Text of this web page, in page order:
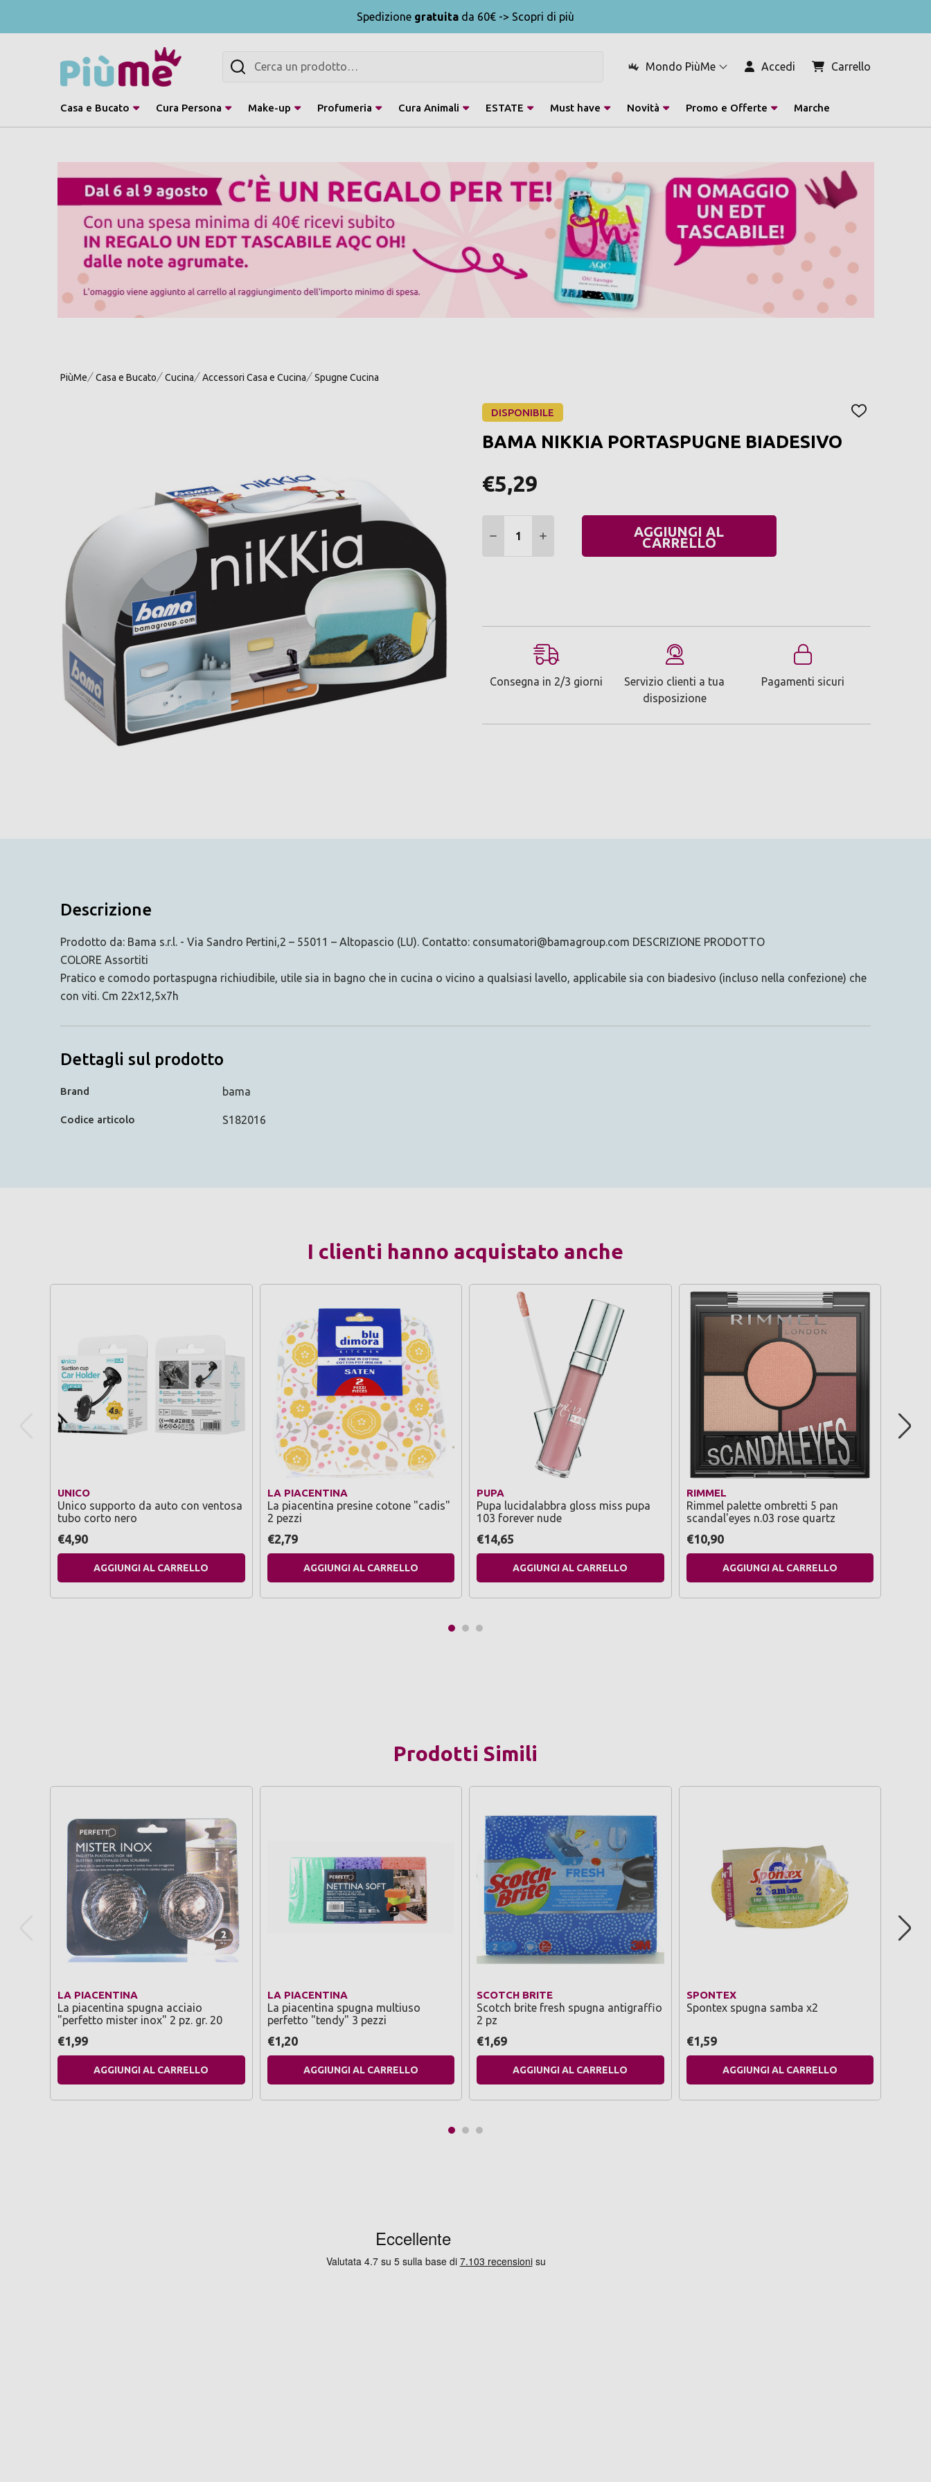
Spedizione gratuita da 60€ -> Scopri di più
Mondo PiùMe Accedi Carrello
Cerca
Casa e Bucato Cura Persona Make-up Profumeria Cura Animali ESTATE Must have Novità Promo e Offerte Marche
PiùMe Casa e Bucato Cucina Accessori Casa e Cucina Spugne Cucina
DISPONIBILE
AGGIUNGI
BAMA NIKKIA PORTASPUGNE BIADESIVO
€5,29
DIMINUIRE QUANTITÀ:
AUMENTARE QUANTITÀ:AGGIUNGI AL
CARRELLO
Consegna in 2/3 giorni
Servizio clienti a tua
disposizione
Pagamenti sicuri
Descrizione
Prodotto da: Bama s.r.l. - Via Sandro Pertini,2 – 55011 – Altopascio (LU). Contatto: consumatori@bamagroup.com DESCRIZIONE PRODOTTO
COLORE Assortiti
Pratico e comodo portaspugna richiudibile, utile sia in bagno che in cucina o vicino a qualsiasi lavello, applicabile sia con biadesivo (incluso nella confezione) che
con viti. Cm 22x12,5x7h
Dettagli sul prodotto
Brand bama
Codice articolo S182016
I clienti hanno acquistato anche
UNICO
Unico supporto da auto con ventosa
tubo corto nero
€4,90
AGGIUNGI AL CARRELLO
LA PIACENTINA
La piacentina presine cotone "cadis"
2 pezzi
€2,79
AGGIUNGI AL CARRELLO
PUPA
Pupa lucidalabbra gloss miss pupa
103 forever nude
€14,65
AGGIUNGI AL CARRELLO
RIMMEL
Rimmel palette ombretti 5 pan
scandal'eyes n.03 rose quartz
€10,90
AGGIUNGI AL CARRELLO
Prodotti Simili
LA PIACENTINA
La piacentina spugna acciaio
"perfetto mister inox" 2 pz. gr. 20
€1,99
AGGIUNGI AL CARRELLO
LA PIACENTINA
La piacentina spugna multiuso
perfetto "tendy" 3 pezzi
€1,20
AGGIUNGI AL CARRELLO
SCOTCH BRITE
Scotch brite fresh spugna antigraffio
2 pz
€1,69
AGGIUNGI AL CARRELLO
SPONTEX
Spontex spugna samba x2
€1,59
AGGIUNGI AL CARRELLO